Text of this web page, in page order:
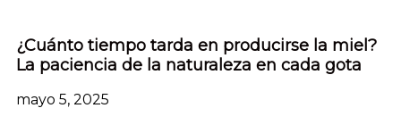
¿Cuánto tiempo tarda en producirse la miel?
La paciencia de la naturaleza en cada gota
mayo 5, 2025